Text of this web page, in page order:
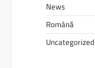
News
Română
Uncategorized